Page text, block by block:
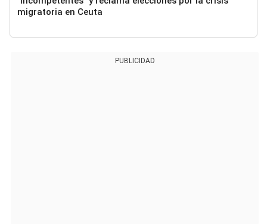
migratoria en Ceuta
PUBLICIDAD